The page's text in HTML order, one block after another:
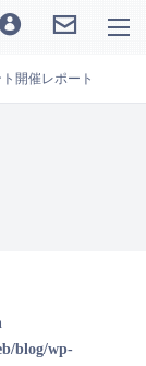
開催レポート
blog/wp-